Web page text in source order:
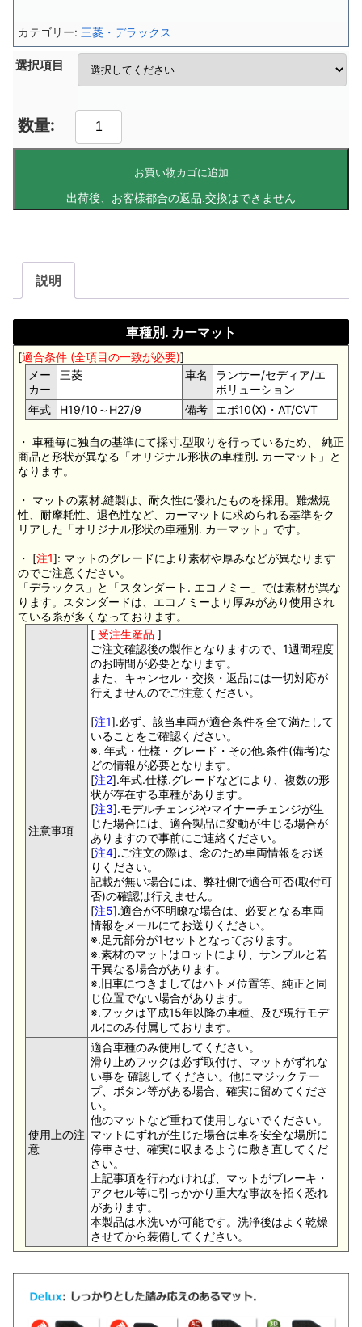
選択項目
お買い物カゴに追加
カテゴリー: 三菱・デラックス
説明
車種別. カーマット
[適合条件 (全項目の一致が必要)]
メー
カー
三菱 車名
ランサー/セディア/エ
ボリューション
年式
H19/10～H27/9 備考 エボ10(Ⅹ)・AT/CVT
・ 車種毎に独自の基準にて採寸.型取りを行っているため、 純正
商品と形状が異なる「オリジナル形状の車種別. カーマット」と
なります。
・ マットの素材.縫製は、耐久性に優れたものを採用。難燃焼
性、耐摩耗性、退色性など、カーマットに求められる基準をク
リアした「オリジナル形状の車種別. カーマット」です。
・ [注1]: マットのグレードにより素材や厚みなどが異なります
のでご注意ください。
「デラックス」と「スタンダート. エコノミー」では素材が異な
ります。スタンダードは、エコノミーより厚みがあり使用され
ている糸が多くなっております。
注意事項
[ 受注生産品 ]
ご注文確認後の製作となりますので、1週間程度
のお時間が必要となります。
また、キャンセル・交換・返品には一切対応が
行えませんのでご注意ください。
[注1].必ず、該当車両が適合条件を全て満たして
いることをご確認ください。
※. 年式・仕様・グレード・その他.条件(備考)な
どの情報が必要となります。
[注2].年式.仕様.グレードなどにより、複数の形
状が存在する車種があります。
[注3].モデルチェンジやマイナーチェンジが生
じた場合には、適合製品に変動が生じる場合が
ありますので事前にご連絡ください。
[注4].ご注文の際は、念のため車両情報をお送
りください。
記載が無い場合には、弊社側で適合可否(取付可
否)の確認は行えません。
[注5].適合が不明瞭な場合は、必要となる車両
情報をメールにてお送りください。
※.足元部分が1セットとなっております。
※.素材のマットはロットにより、サンプルと若
干異なる場合があります。
※.旧車につきましてはハトメ位置等、純正と同
じ位置でない場合があります。
※.フックは平成15年以降の車種、及び現行モデ
ルにのみ付属しております。
使用上の注
意
適合車種のみ使用してください。
滑り止めフックは必ず取付け、マットがずれな
い事を 確認してください。他にマジックテー
プ、ボタン等がある場合、確実に留めてくださ
い。
他のマットなど重ねて使用しないでください。
マットにずれが生じた場合は車を安全な場所に
停車させ、確実に収まるように敷き直してくだ
さい。
上記事項を行わなければ、マットがブレーキ・
アクセル等に引っかかり重大な事故を招く恐れ
があります。
本製品は水洗いが可能です。洗浄後はよく乾燥
させてから装備してください。